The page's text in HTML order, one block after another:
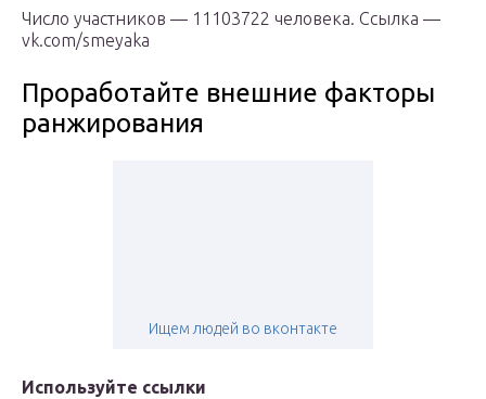
Число участников — 11103722 человека. Ссылка —
vk.com/smeyaka
Проработайте внешние факторы
ранжирования
Ищем людей во вконтакте
Используйте ссылки